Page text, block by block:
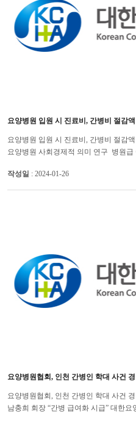
요양병원 입원 시 진료비, 간병비 절감
요양병원 입원 시 진료비, 간병비 절감
요양병원 사회경제적 의미 연구 병원급
작성일 : 2024-01-26
요양병원협회, 인천 간병인 학대 사건
요양병원협회, 인천 간병인 학대 사건
남충희 회장 “간병 급여화 시급” 대한